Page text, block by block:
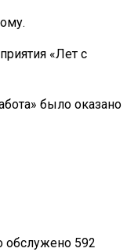
«Лет с
было оказано
обслужено 592